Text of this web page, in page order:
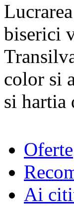
biserici
color si
si hartia
Oferte
Ai